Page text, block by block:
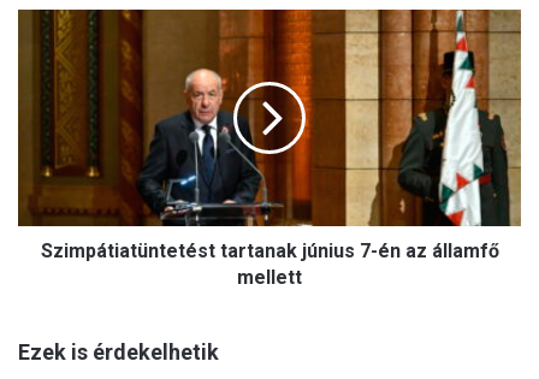
e
e
a
e
Szimpátiatüntetést tartanak június 7-én az államfő
mellett
Ezek is érdekelhetik